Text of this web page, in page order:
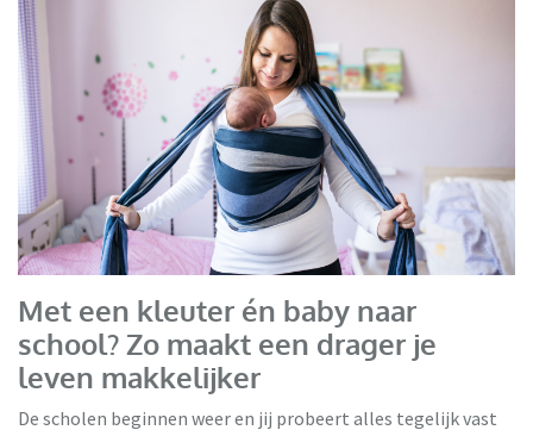
Met een kleuter én baby naar
school? Zo maakt een drager je
leven makkelijker
De scholen beginnen weer en jij probeert alles tegelijk vast